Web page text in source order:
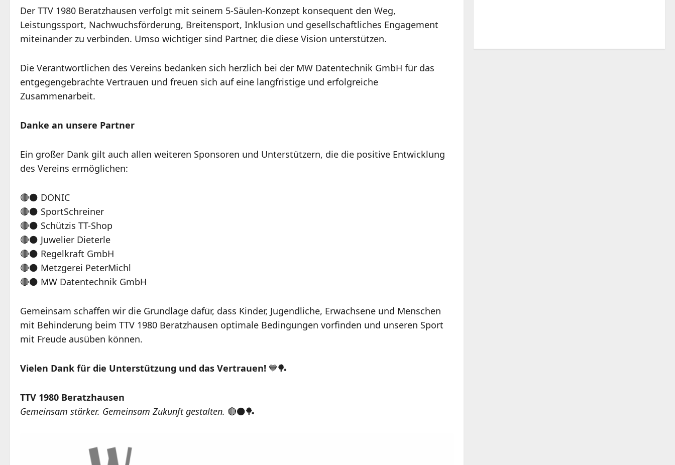
Der TTV 1980 Beratzhausen verfolgt mit seinem 5-Säulen-Konzept konsequent den Weg,
Leistungssport, Nachwuchsförderung, Breitensport, Inklusion und gesellschaftliches Engagement
miteinander zu verbinden. Umso wichtiger sind Partner, die diese Vision unterstützen.
Die Verantwortlichen des Vereins bedanken sich herzlich bei der MW Datentechnik GmbH für das
entgegengebrachte Vertrauen und freuen sich auf eine langfristige und erfolgreiche
Zusammenarbeit.
Danke an unsere Partner
Ein großer Dank gilt auch allen weiteren Sponsoren und Unterstützern, die die positive Entwicklung
des Vereins ermöglichen:
🔴⚫️ DONIC
🔴⚫️ SportSchreiner
🔴⚫️ Schützis TT-Shop
🔴⚫️ Juwelier Dieterle
🔴⚫️ Regelkraft GmbH
🔴⚫️ Metzgerei PeterMichl
🔴⚫️ MW Datentechnik GmbH
Gemeinsam schaffen wir die Grundlage dafür, dass Kinder, Jugendliche, Erwachsene und Menschen
mit Behinderung beim TTV 1980 Beratzhausen optimale Bedingungen vorfinden und unseren Sport
mit Freude ausüben können.
Vielen Dank für die Unterstützung und das Vertrauen! 💙🏓
TTV 1980 Beratzhausen
Gemeinsam stärker. Gemeinsam Zukunft gestalten. 🔴⚫️🏓